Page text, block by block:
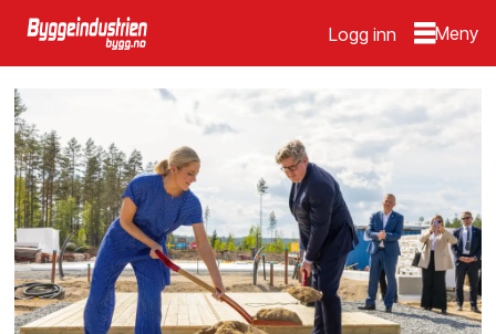
Logg inn